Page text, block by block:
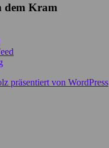
dem Kram
präsentiert von WordPress